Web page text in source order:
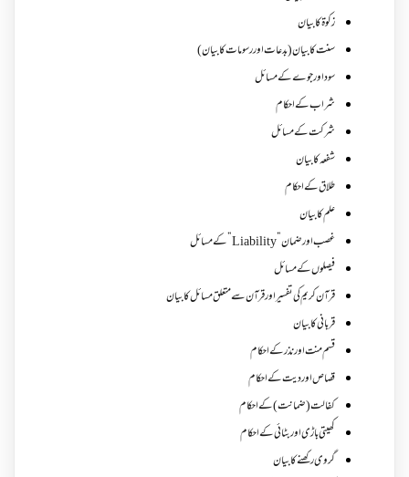
زکوة کابیان
سنت کا بیان (بدعات اور رسومات کا بیان)
سود اور جوے کے مسائل
شراب کے احکام
شرکت کے مسائل
شفعہ کا بیان
طلاق کے احکام
علم کا بیان
غصب اورضمان”Liability” کے مسائل
فیصلوں کے مسائل
قرآن کریم کی تفسیر اور قرآن سے متعلق مسائل کا بیان
قربانی کا بیان
قسم منت اور نذر کے احکام
قصاص اور دیت کے احکام
کفالت (ضمانت) کے احکام
کھیتی باڑی اور بٹائی کے احکام
گروی رکھنے کا بیان